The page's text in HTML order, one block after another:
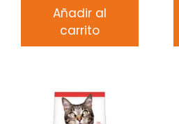
Añadir al
carrito